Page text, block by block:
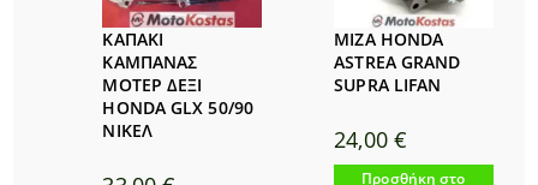
ΚΑΠΑΚΙ
ΚΑΜΠΑΝΑΣ
ΜΟΤΕΡ ΔΕΞΙ
HONDA GLX 50/90
ΝΙΚΕΛ
ΜΙΖΑ HONDA
ASTREA GRAND
SUPRA LIFAN
24,00 €
Προσθήκη στο